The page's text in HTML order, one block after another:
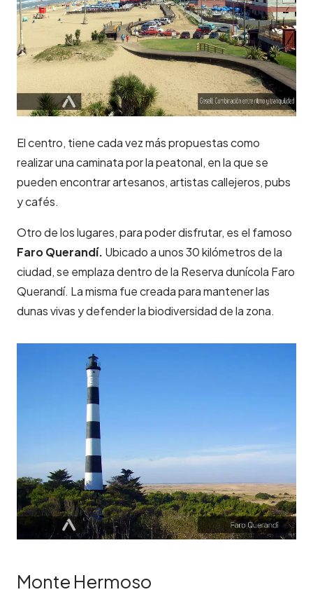
El centro, tiene cada vez más propuestas como
realizar una caminata por la peatonal, en la que se
pueden encontrar artesanos, artistas callejeros, pubs
y cafés.
Otro de los lugares, para poder disfrutar, es el famoso
Faro Querandí. Ubicado a unos 30 kilómetros de la
ciudad, se emplaza dentro de la Reserva dunícola Faro
Querandí. La misma fue creada para mantener las
dunas vivas y defender la biodiversidad de la zona.
Monte Hermoso